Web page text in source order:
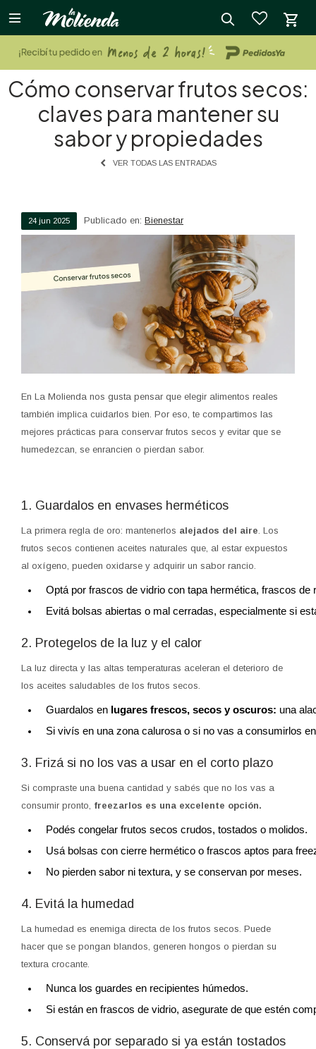

Cómo conservar frutos secos:
claves para mantener su
sabor y propiedades
VER TODAS LAS ENTRADAS
24 jun 2025 Publicado en: Bienestar
En La Molienda nos gusta pensar que elegir alimentos reales
también implica cuidarlos bien. Por eso, te compartimos las
mejores prácticas para conservar frutos secos y evitar que se
humedezcan, se enrancien o pierdan sabor.
1. Guardalos en envases herméticos
La primera regla de oro: mantenerlos alejados del aire . Los
frutos secos contienen aceites naturales que, al estar expuestos
al oxígeno, pueden oxidarse y adquirir un sabor rancio.
Optá por frascos de vidrio con tapa hermética, frascos de
Evitá bolsas abiertas o mal cerradas, especialmente si
2. Protegelos de la luz y el calor
La luz directa y las altas temperaturas aceleran el deterioro de
los aceites saludables de los frutos secos.
Guardalos en lugares frescos, secos y oscuros: una
Si vivís en una zona calurosa o si no vas a consumirlos
3. Frizá si no los vas a usar en el corto plazo
Si compraste una buena cantidad y sabés que no los vas a
consumir pronto, freezarlos es una excelente opción.
Podés congelar frutos secos crudos, tostados o molidos.
Usá bolsas con cierre hermético o frascos aptos para
No pierden sabor ni textura, y se conservan por meses.
4. Evitá la humedad
La humedad es enemiga directa de los frutos secos. Puede
hacer que se pongan blandos, generen hongos o pierdan su
textura crocante.
Nunca los guardes en recipientes húmedos.
Si están en frascos de vidrio, asegurate de que estén
5. Conservá por separado si ya están tostados